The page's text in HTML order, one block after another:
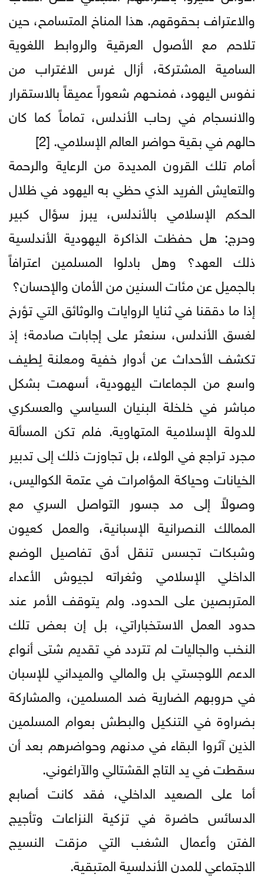
والاعتراف بحقوقهم. هذا المناخ المتسامح، حين
تلاحم مع الأصول العرقية والروابط اللغوية
السامية المشتركة، أزال غرس الاغتراب من
نفوس اليهود، فمنحهم شعوراً عميقاً بالاستقرار
والانسجام في رحاب الأندلس، تماماً كما كان
حالهم في بقية حواضر العالم الإسلامي. [2]
أمام تلك القرون المديدة من الرعاية والرحمة
والتعايش الفريد الذي حظي به اليهود في ظلال
الحكم الإسلامي بالأندلس، يبرز سؤال كبير
وحرج: هل حفظت الذاكرة اليهودية الأندلسية
ذلك العهد؟ وهل بادلوا المسلمين اعترافاً
بالجميل عن مئات السنين من الأمان والإحسان؟
إذا ما دققنا في ثنايا الروايات والوثائق التي تؤرخ
لغسق الأندلس، سنعثر على إجابات صادمة؛ إذ
تكشف الأحداث عن أدوار خفية ومعلنة لِطيف
واسع من الجماعات اليهودية، أسهمت بشكل
مباشر في خلخلة البنيان السياسي والعسكري
للدولة الإسلامية المتهاوية. فلم تكن المسألة
مجرد تراجع في الولاء، بل تجاوزت ذلك إلى تدبير
الخيانات وحياكة المؤامرات في عتمة الكواليس،
وصولاً إلى مد جسور التواصل السري مع
الممالك النصرانية الإسبانية، والعمل كعيون
وشبكات تجسس تنقل أدق تفاصيل الوضع
الداخلي الإسلامي وثغراته لجيوش الأعداء
المتربصين على الحدود. ولم يتوقف الأمر عند
حدود العمل الاستخباراتي، بل إن بعض تلك
النخب والجاليات لم تتردد في تقديم شتى أنواع
الدعم اللوجستي بل والمالي والميداني للإسبان
في حروبهم الضارية ضد المسلمين، والمشاركة
بضراوة في التنكيل والبطش بعوام المسلمين
الذين آثروا البقاء في مدنهم وحواضرهم بعد أن
سقطت في يد التاج القشتالي والآراغوني.
أما على الصعيد الداخلي، فقد كانت أصابع
الدسائس حاضرة في تزكية النزاعات وتأجيج
الفتن وأعمال الشغب التي مزقت النسيج
الاجتماعي للمدن الأندلسية المتبقية.